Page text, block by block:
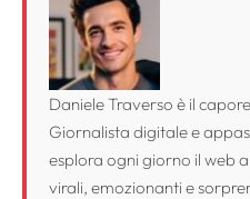
Daniele Traverso è il
Giornalista digitale e
esplora ogni giorno il web
virali, emozionanti e